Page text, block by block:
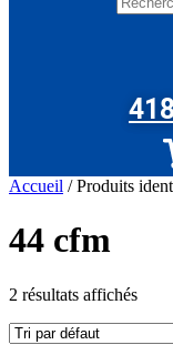
Accueil / Produits
44 cfm
2 résultats affichés